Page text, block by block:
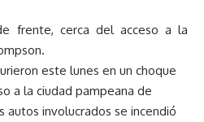
frente, cerca del acceso a la
este lunes en un choque
a la ciudad pampeana de
autos involucrados se incendió